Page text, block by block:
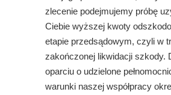
zlecenie podejmujemy próbę
Ciebie wyższej kwoty
etapie przedsądowym, czyli w
zakończonej likwidacji szkody.
oparciu o udzielone
warunki naszej współpracy